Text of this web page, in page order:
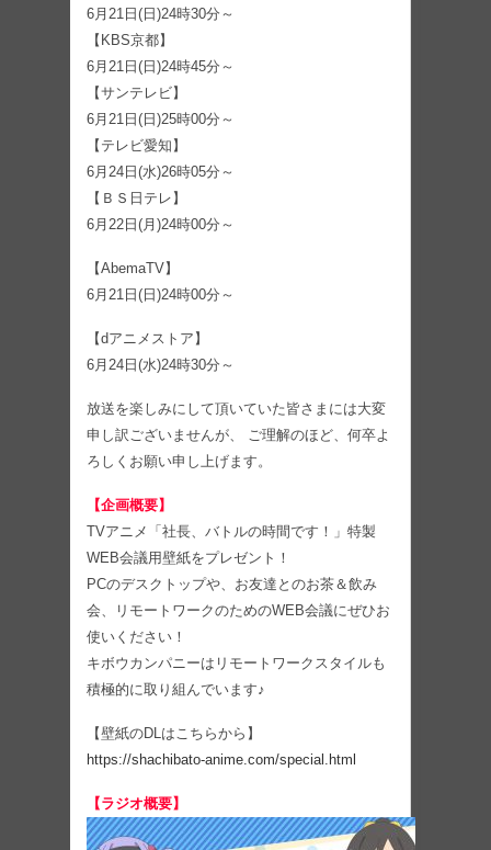
6月21日(日)24時30分～
【KBS京都】
6月21日(日)24時45分～
【サンテレビ】
6月21日(日)25時00分～
【テレビ愛知】
6月24日(水)26時05分～
【ＢＳ日テレ】
6月22日(月)24時00分～
【AbemaTV】
6月21日(日)24時00分～
【dアニメストア】
6月24日(水)24時30分～
放送を楽しみにして頂いていた皆さまには大変
申し訳ございませんが、 ご理解のほど、何卒よ
ろしくお願い申し上げます。
【企画概要】
TVアニメ「社長、バトルの時間です！」特製
WEB会議用壁紙をプレゼント！
PCのデスクトップや、お友達とのお茶＆飲み
会、リモートワークのためのWEB会議にぜひお
使いください！
キボウカンパニーはリモートワークスタイルも
積極的に取り組んでいます♪
【壁紙のDLはこちらから】
https://shachibato-anime.com/special.html
【ラジオ概要】